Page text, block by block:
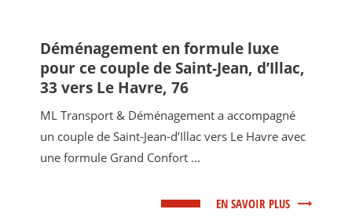
Déménagement en formule luxe
pour ce couple de Saint-Jean, d’Illac,
33 vers Le Havre, 76
ML Transport & Déménagement a accompagné
un couple de Saint-Jean-d’Illac vers Le Havre avec
une formule Grand Confort ...
EN SAVOIR PLUS